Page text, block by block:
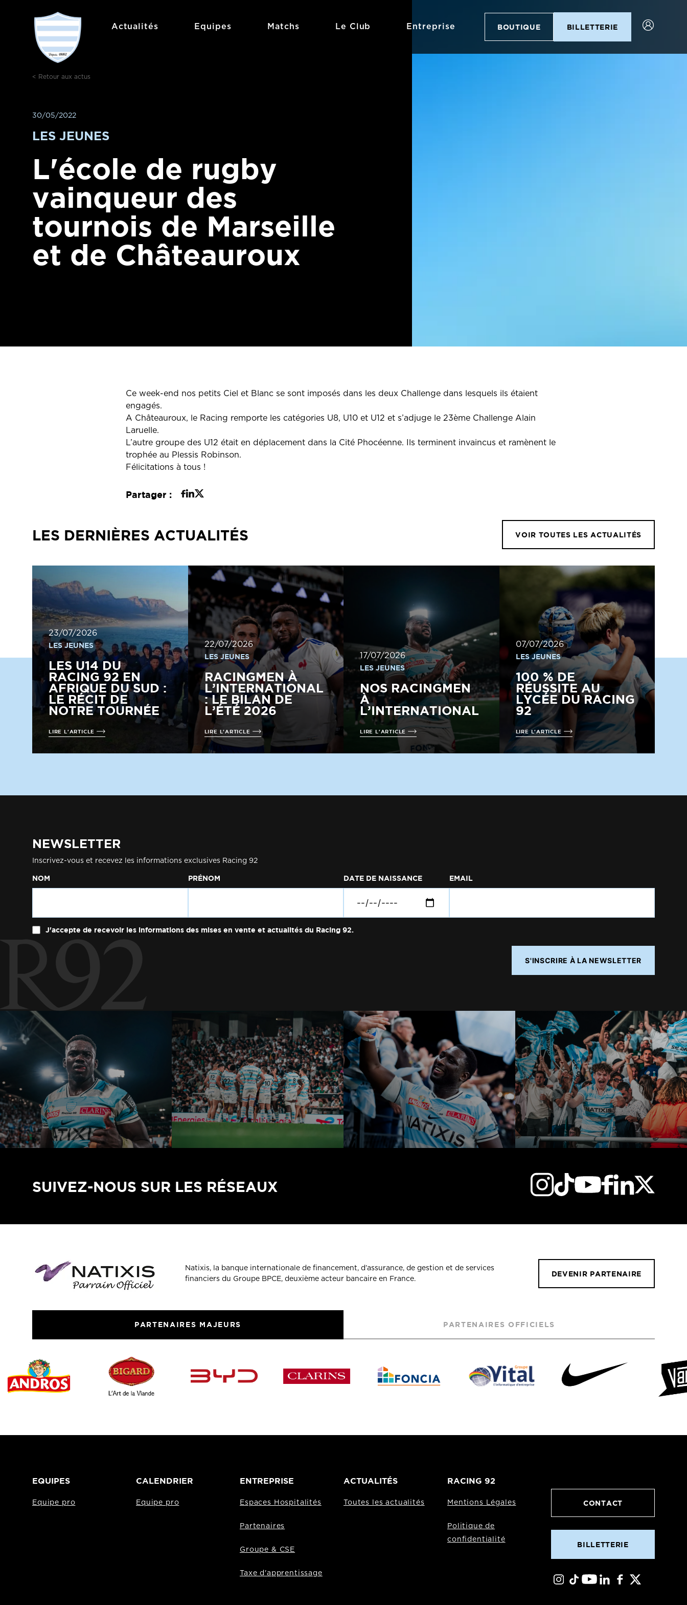
Actualités Equipes Matchs Le Club Entreprise BOUTIQUE BILLETTERIE
< Retour aux actus
30/05/2022
LES JEUNES
L'école de rugby
vainqueur des
tournois de Marseille
et de Châteauroux
Ce week-end nos petits Ciel et Blanc se sont imposés dans les deux Challenge dans lesquels ils étaient
engagés.
A Châteauroux, le Racing remporte les catégories U8, U10 et U12 et s’adjuge le 23ème Challenge Alain
Laruelle.
L’autre groupe des U12 était en déplacement dans la Cité Phocéenne. Ils terminent invaincus et ramènent le
trophée au Plessis Robinson.
Félicitations à tous !
Partager :
LES DERNIÈRES ACTUALITÉS VOIR TOUTES LES ACTUALITÉS
23/07/2026
LES JEUNES
LES U14 DU
RACING 92 EN
AFRIQUE DU SUD :
LE RÉCIT DE
NOTRE TOURNÉE
LIRE L'ARTICLE
22/07/2026
LES JEUNES
RACINGMEN À
L’INTERNATIONAL
: LE BILAN DE
L’ÉTÉ 2026
LIRE L'ARTICLE
17/07/2026
LES JEUNES
NOS RACINGMEN
À
L’INTERNATIONAL
LIRE L'ARTICLE
07/07/2026
LES JEUNES
100 % DE
RÉUSSITE AU
LYCÉE DU RACING
92
LIRE L'ARTICLE
NEWSLETTER
Inscrivez-vous et recevez les informations exclusives Racing 92
NOM PRÉNOM DATE DE NAISSANCE EMAIL
J'accepte de recevoir les informations des mises en vente et actualités du Racing 92.
S'INSCRIRE À LA NEWSLETTER
SUIVEZ-NOUS SUR LES RÉSEAUX
Natixis, la banque internationale de financement, d’assurance, de gestion et de services
financiers du Groupe BPCE, deuxième acteur bancaire en France.
DEVENIR PARTENAIRE
PARTENAIRES MAJEURS PARTENAIRES OFFICIELS
EQUIPES
Equipe pro
CALENDRIER
Equipe pro
ENTREPRISE
Espaces Hospitalités
Partenaires
Groupe & CSE
Taxe d'apprentissage
ACTUALITÉS
Toutes les actualités
RACING 92
Mentions Légales
Politique de
confidentialité
CONTACT
BILLETTERIE